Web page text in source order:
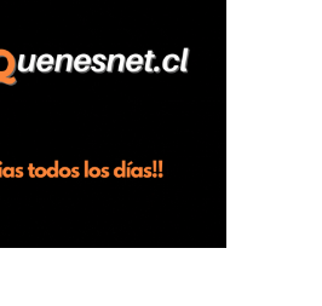
comuna de
se encontraba junto
habría sostenido una